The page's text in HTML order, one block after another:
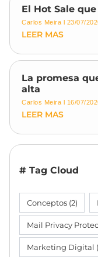
El Hot Sale
Carlos Meira 23/07/
LEER MAS
La promesa
alta
Carlos Meira 16/07/
LEER MAS
# Tag Cloud
Conceptos(2)
Mail Privacy
Marketing Digital